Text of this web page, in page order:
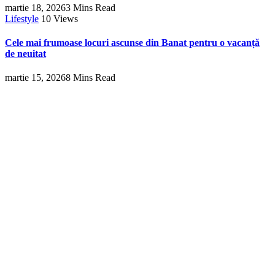
martie 18, 20263 Mins Read
Lifestyle 10 Views
Cele mai frumoase locuri ascunse din Banat pentru o vacanță
de neuitat
martie 15, 20268 Mins Read